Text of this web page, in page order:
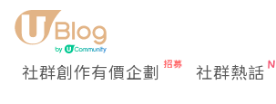
社群創作有價企劃 社群熱話